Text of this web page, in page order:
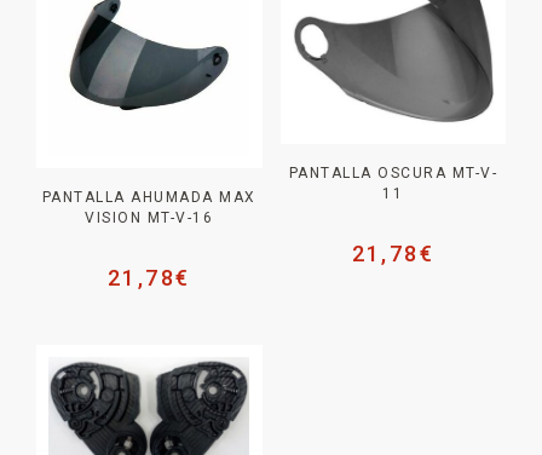
PANTALLA AHUMADA MAX
VISION MT-V-16
21,78€
PANTALLA OSCURA MT-V-
11
21,78€